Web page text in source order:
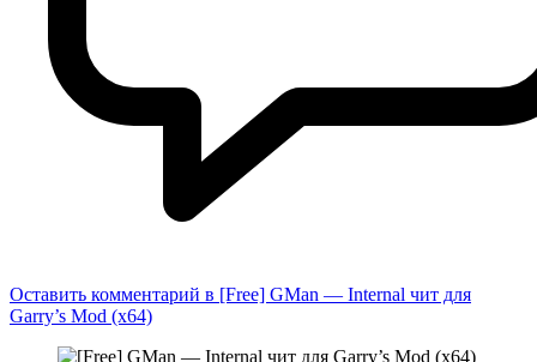
Оставить комментарий в [Free] GMan — Internal чит для
Garry’s Mod (x64)